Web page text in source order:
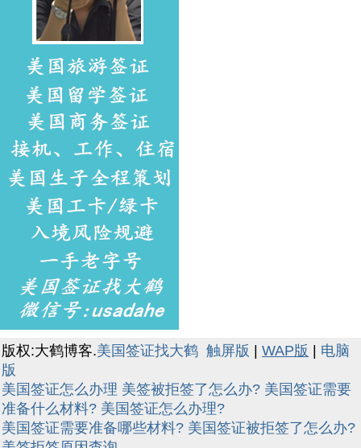
版权:大鹤博客.美国签证找大鹤 触屏版 | WAP版 | 电脑
版
美国签证怎么办理 美签被拒签了怎么办? 美国签证需要
准备什么材料? 美国签证怎么办理?
美国签证需要准备哪些材料? 美国签证被拒签了怎么办?